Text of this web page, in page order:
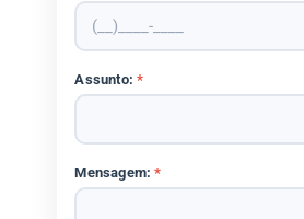
Assunto:*
Mensagem:*